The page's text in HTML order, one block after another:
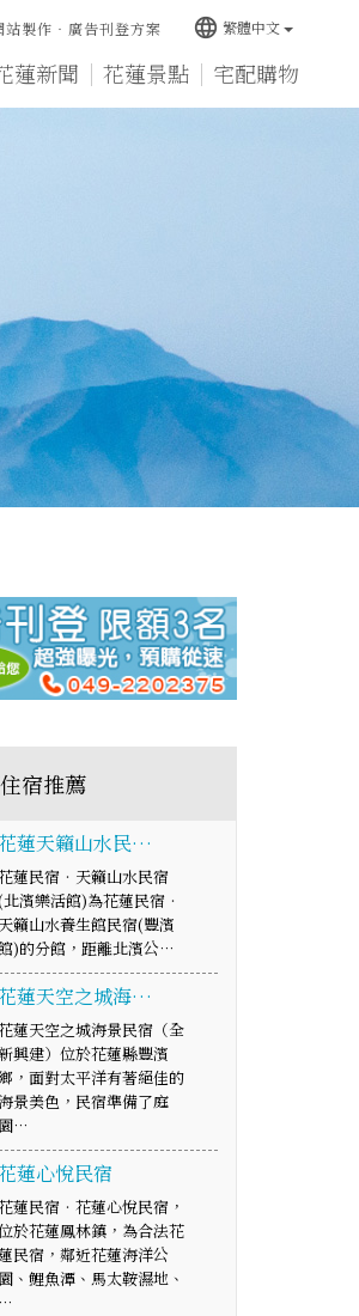
蓮新聞 花蓮景點 宅配購物
站製作‧廣告刊登方案 language 繁體中文
宿推薦
花蓮天籟山水民…
蓮民宿‧天籟山水民宿
濱樂活館)為花蓮民宿‧
天籟山水養生館民宿(豐濱
)的分館，距離北濱公…
花蓮天空之城海…
蓮天空之城海景民宿（全
興建）位於花蓮縣豐濱
，面對太平洋有著絕佳的
景美色，民宿準備了庭
園…
花蓮心悅民宿
蓮民宿‧花蓮心悅民宿，
於花蓮鳳林鎮，為合法花
民宿，鄰近花蓮海洋公
園、鯉魚潭、馬太鞍濕地、
…